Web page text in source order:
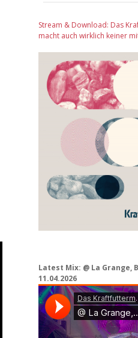
Stream & Download: Das
macht auch wirklich keiner
Latest Mix: @ La Grange,
11.04.2026